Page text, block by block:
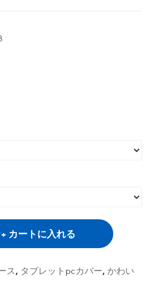
カートに入れる
ス, タブレットpcカバー, かわい